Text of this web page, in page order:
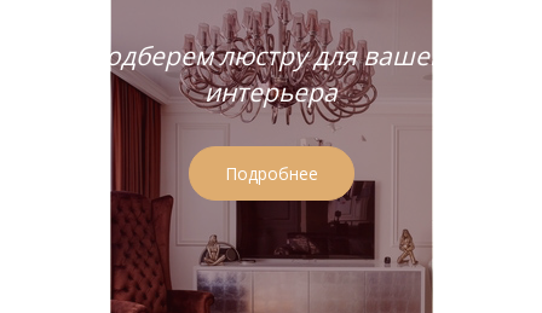
Подберем люстру для вашего
интерьера
Подробнее